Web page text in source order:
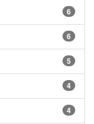
6
6
5
4
4